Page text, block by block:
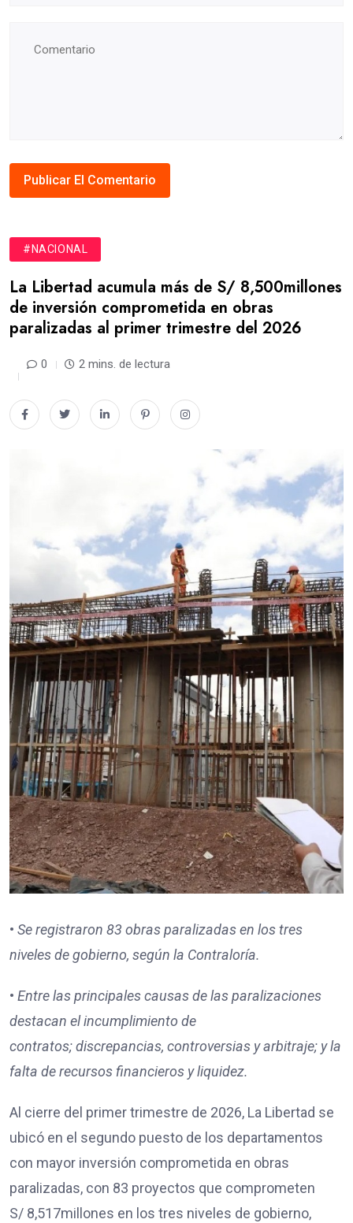
#NACIONAL
La Libertad acumula más de S/ 8,500millones
de inversión comprometida en obras
paralizadas al primer trimestre del 2026
0 2 mins. de lectura
• Se registraron 83 obras paralizadas en los tres
niveles de gobierno, según la Contraloría.
• Entre las principales causas de las paralizaciones
destacan el incumplimiento de
contratos;discrepancias, controversias y arbitraje; yla
falta de recursos financieros y liquidez.
Al cierre del primer trimestre de 2026, La Libertad se
ubicó en el segundo puesto de los departamentos
con mayor inversión comprometida en obras
paralizadas, con 83 proyectos que comprometen
S/ 8,517millones en los tres niveles de gobierno,